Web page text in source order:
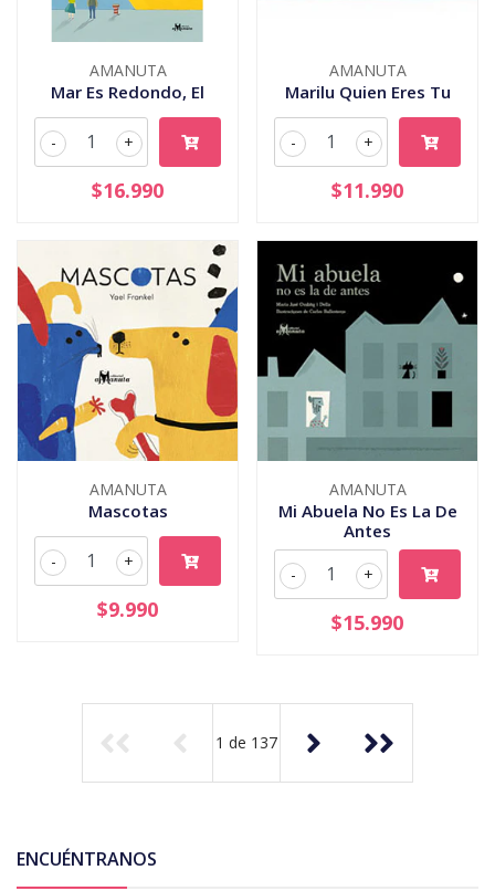
AMANUTA
Mar Es Redondo, El
+
-
$16.990
AMANUTA
Marilu Quien Eres Tu
+
-
$11.990
AMANUTA
Mascotas
+
-
$9.990
AMANUTA
Mi Abuela No Es La De
Antes
+
-
$15.990
1 de 137
ENCUÉNTRANOS